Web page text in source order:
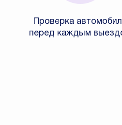
Проверка
перед каждым